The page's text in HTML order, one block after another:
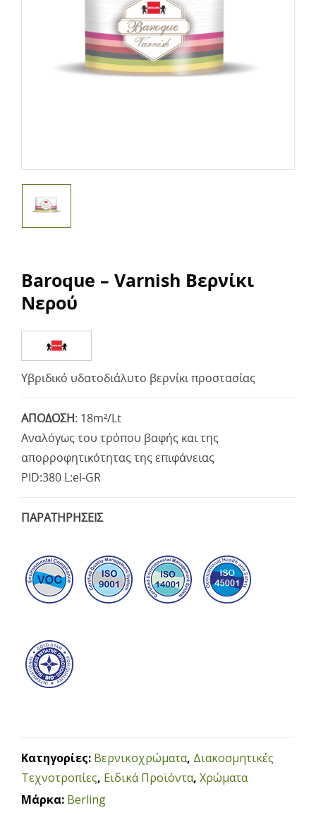
Baroque – Varnish Βερνίκι
Νερού
Υβριδικό υδατοδιάλυτο βερνίκι προστασίας
ΑΠΟΔΟΣΗ: 18m²/Lt
Αναλόγως του τρόπου βαφής και της
απορροφητικότητας της επιφάνειας
PID:380 L:el-GR
ΠΑΡΑΤΗΡΗΣΕΙΣ
Κατηγορίες: Βερνικοχρώματα, Διακοσμητικές
Τεχνοτροπίες, Ειδικά Προϊόντα, Χρώματα
Μάρκα: Berling